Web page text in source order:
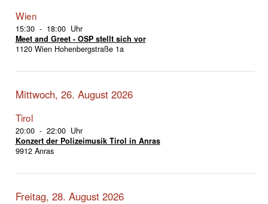
Wien
15:30 - 18:00 Uhr
Meet and Greet - OSP stellt sich vor
1120 Wien Hohenbergstraße 1a
Mittwoch, 26. August 2026
Tirol
20:00 - 22:00 Uhr
Konzert der Polizeimusik Tirol in Anras
9912 Anras
Freitag, 28. August 2026